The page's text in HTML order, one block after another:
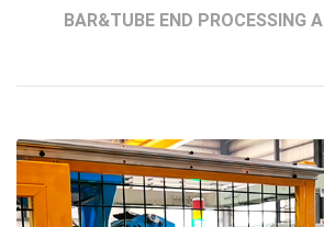
BAR&TUBE END PROCESSING